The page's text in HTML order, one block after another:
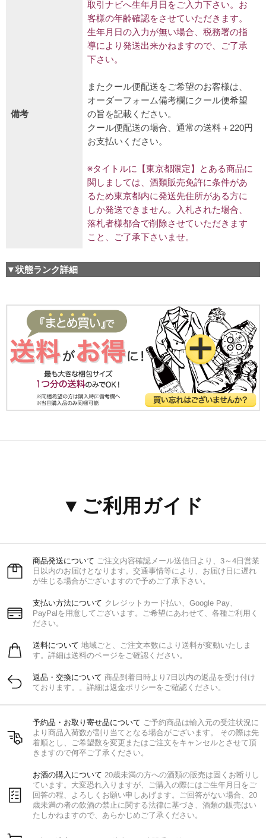
備考
取引ナビへ生年月日をご入力下さい。お
客様の年齢確認をさせていただきます。
生年月日の入力が無い場合、税務署の指
導により発送出来かねますので、ご了承
下さい。
またクール便配送をご希望のお客様は、
オーダーフォーム備考欄にクール便希望
の旨を記載ください。
クール便配送の場合、通常の送料＋220円
お支払いください。
※タイトルに【東京都限定】とある商品に
関しましては、酒類販売免許に条件があ
るため東京都内に発送先住所がある方に
しか発送できません。入札された場合、
落札者様都合で削除させていただきます
こと、ご了承下さいませ。
▼状態ランク詳細
▼ご利用ガイド
商品発送について ご注文内容確認メール送信日より、3～4日営業
日以内のお届けとなります。交通事情等により、お届け日に遅れ
が生じる場合がございますので予めご了承下さい。
支払い方法について クレジットカード払い、Google Pay、
PayPalを用意してございます。ご希望にあわせて、各種ご利用く
ださい。
送料について 地域ごと、ご注文本数により送料が変動いたしま
す。詳細は送料のページをご確認ください。
返品・交換について 商品到着日時より7日以内の返品を受け付け
ております。。詳細は返金ポリシーをご確認ください。
予約品・お取り寄せ品について ご予約商品は輸入元の受注状況に
より商品入荷数が割り当てとなる場合がございます。 その際は先
着順とし、ご希望数を変更またはご注文をキャンセルとさせて頂
きますので何卒ご了承ください。
お酒の購入について 20歳未満の方への酒類の販売は固くお断りし
ています。大変恐れ入りますが、ご購入の際にはご生年月日をご
回答の程、よろしくお願い申しあげます。ご回答がない場合、20
歳未満の者の飲酒の禁止に関する法律に基づき、酒類の販売はい
たしかねますので、あらかじめご了承ください。